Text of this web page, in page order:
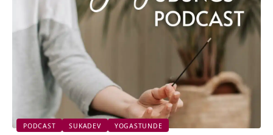
PODCAST SUKADEV YOGASTUNDE